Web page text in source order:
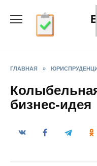
ГЛАВНАЯ »
бизнес-идея